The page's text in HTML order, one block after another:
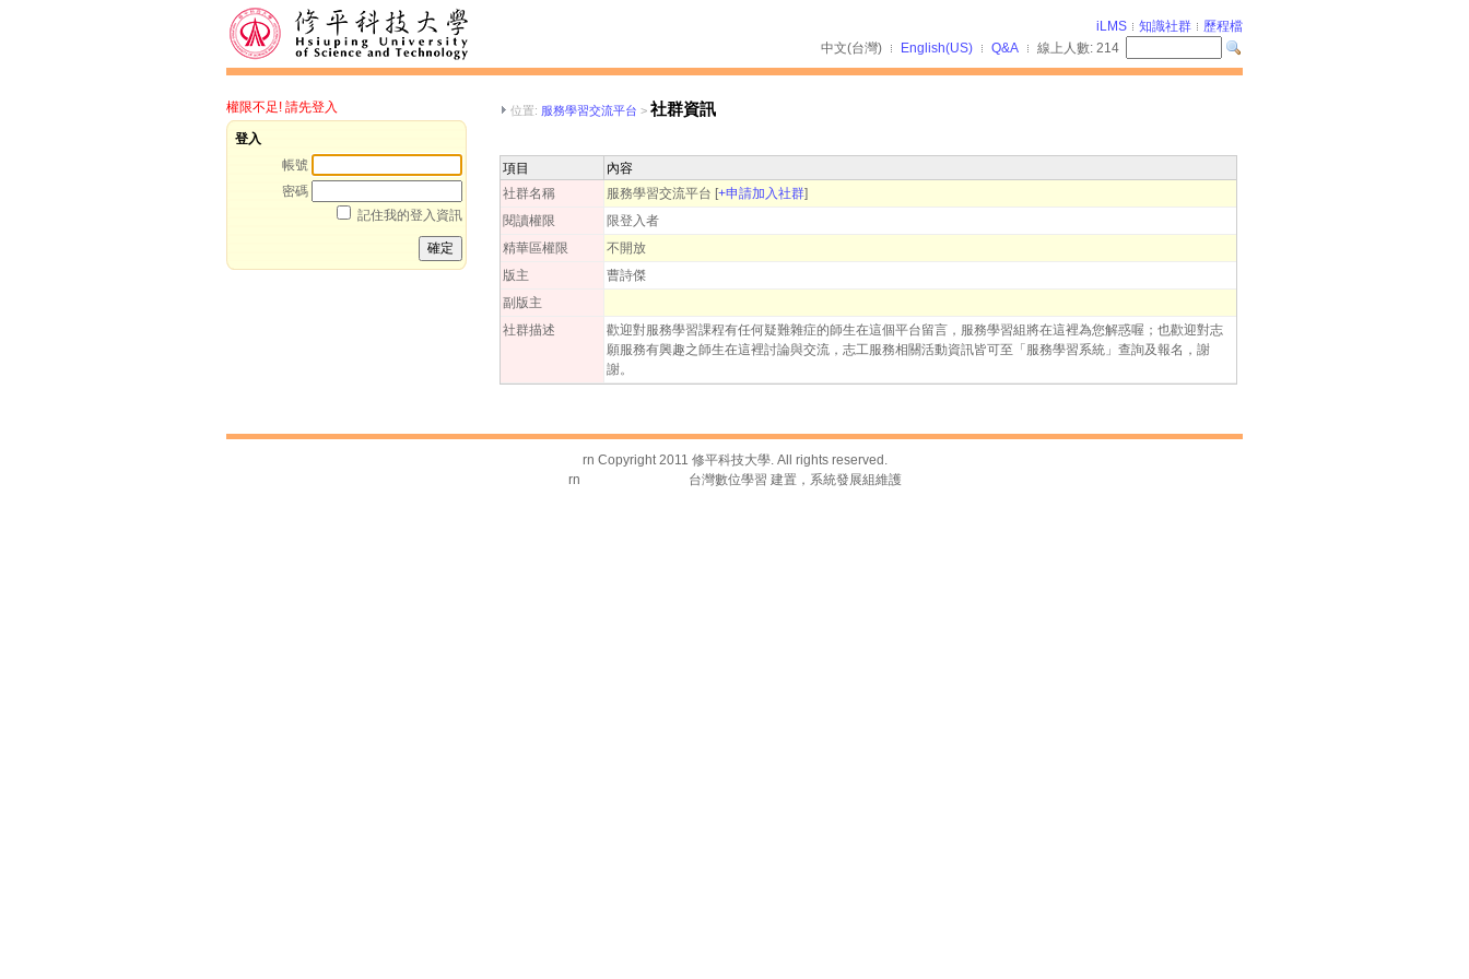
iLMS 知識社群
歷程檔
中文(台灣)
English(US) Q&A 線上人數: 214
權限不足! 請先登入
登入
帳號
密碼
記住我的登入資訊
位置: 服務學習交流平台 > 社群資訊
項目
內容
社群名稱
服務學習交流平台 [+申請加入社群]
閱讀權限
限登入者
精華區權限
不開放
版主
曹詩傑
副版主
社群描述
歡迎對服務學習課程有任何疑難雜症的師生在這個平台留言，服務學習組將在這裡為您解惑喔；也歡迎對志
願服務有興趣之師生在這裡討論與交流，志工服務相關活動資訊皆可至「服務學習系統」查詢及報名，謝
謝。
rn Copyright 2011 修平科技大學. All rights reserved.
rn
台灣數位學習 建置，系統發展組維護